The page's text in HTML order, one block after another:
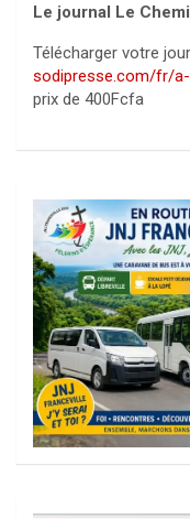
Le journal Le
Télécharger votre
sodipresse.com/fr/
prix de 400Fcfa